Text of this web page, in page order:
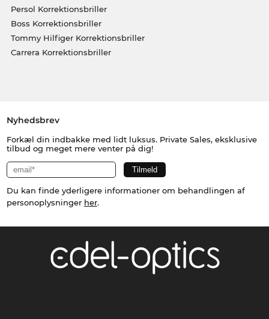
Persol Korrektionsbriller
Boss Korrektionsbriller
Tommy Hilfiger Korrektionsbriller
Carrera Korrektionsbriller
Nyhedsbrev
Forkæl din indbakke med lidt luksus. Private Sales, eksklusive
tilbud og meget mere venter på dig!
Du kan finde yderligere informationer om behandlingen af
personoplysninger her.